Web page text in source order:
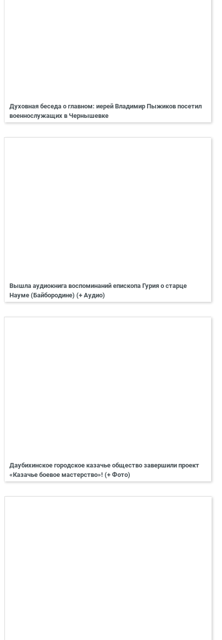
Духовная беседа о главном: иерей Владимир Пыжиков посетил
военнослужащих в Чернышевке
Вышла аудиокнига воспоминаний епископа Гурия о старце
Науме (Байбородине) (+ Аудио)
Даубихинское городское казачье общество завершили проект
«Казачье боевое мастерство»! (+ Фото)